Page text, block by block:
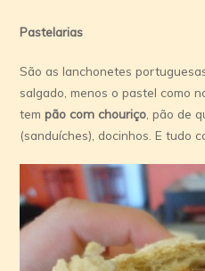
Pastelarias
São as lanchonetes
salgado, menos o pastel como
tempão com chouriço , pão de
(sanduíches), docinhos. E tudo